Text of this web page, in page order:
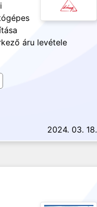
áru levétele
2024. 03. 18.